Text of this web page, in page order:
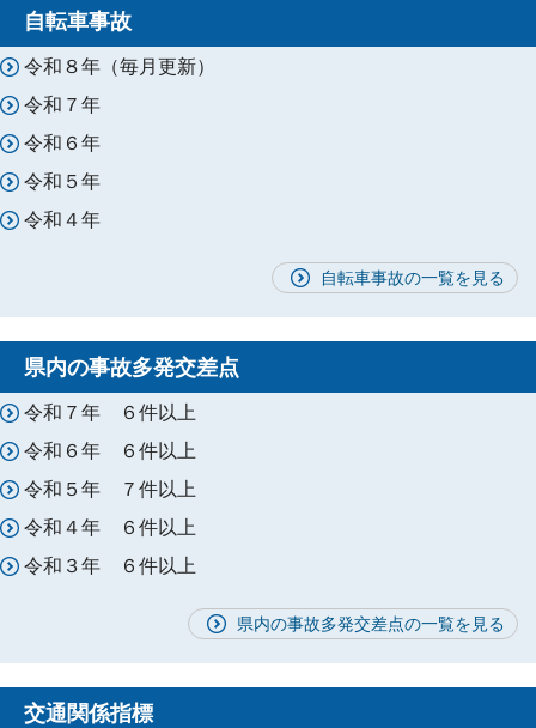
自転車事故
令和８年（毎月更新）
令和７年
令和６年
令和５年
令和４年
自転車事故の一覧を見る
県内の事故多発交差点
令和７年 ６件以上
令和６年 ６件以上
令和５年 ７件以上
令和４年 ６件以上
令和３年 ６件以上
県内の事故多発交差点の一覧を見る
交通関係指標